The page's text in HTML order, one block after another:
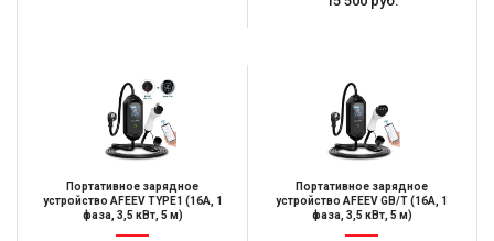
Портативное зарядное
устройство AFEEV TYPE1 (16A, 1
фаза, 3,5 кВт, 5 м)
Портативное зарядное
устройство AFEEV GB/T (16A, 1
фаза, 3,5 кВт, 5 м)